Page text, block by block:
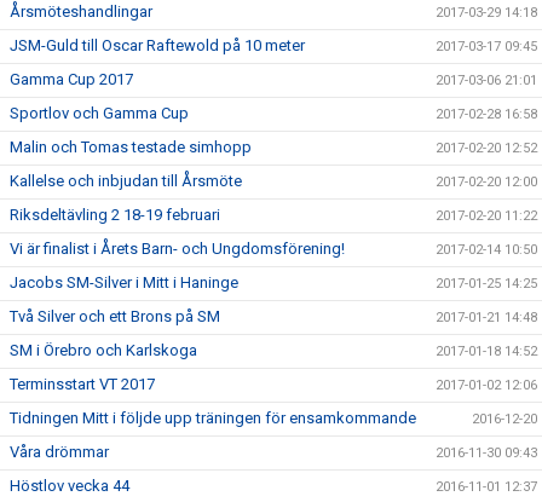
Årsmöteshandlingar 2017-03-29 14:18
JSM-Guld till Oscar Raftewold på 10 meter 2017-03-17 09:45
Gamma Cup 2017 2017-03-06 21:01
Sportlov och Gamma Cup 2017-02-28 16:58
Malin och Tomas testade simhopp 2017-02-20 12:52
Kallelse och inbjudan till Årsmöte 2017-02-20 12:00
Riksdeltävling 2 18-19 februari 2017-02-20 11:22
Vi är finalist i Årets Barn- och Ungdomsförening! 2017-02-14 10:50
Jacobs SM-Silver i Mitt i Haninge 2017-01-25 14:25
Två Silver och ett Brons på SM 2017-01-21 14:48
SM i Örebro och Karlskoga 2017-01-18 14:52
Terminsstart VT 2017 2017-01-02 12:06
Tidningen Mitt i följde upp träningen för ensamkommande 2016-12-20
Våra drömmar 2016-11-30 09:43
Höstlov vecka 44 2016-11-01 12:37